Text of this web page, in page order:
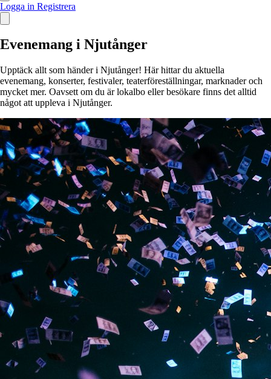
Logga in Registrera
Evenemang i Njutånger
Upptäck allt som händer i Njutånger! Här hittar du aktuella
evenemang, konserter, festivaler, teaterföreställningar, marknader och
mycket mer. Oavsett om du är lokalbo eller besökare finns det alltid
något att uppleva i Njutånger.